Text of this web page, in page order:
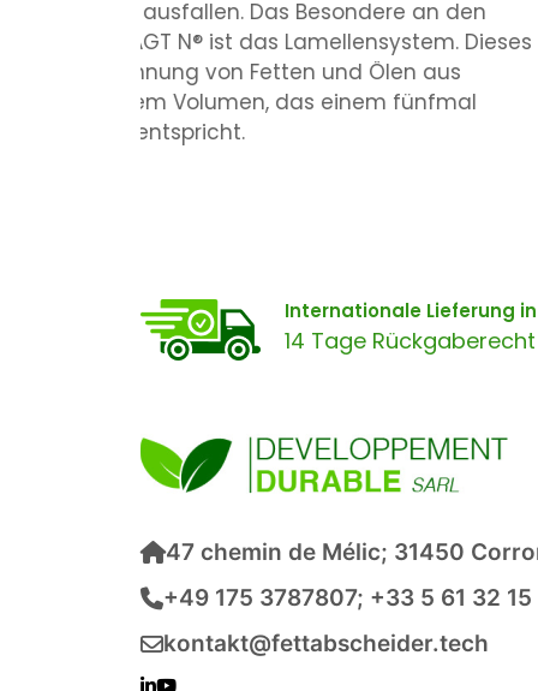
Mehr erfahren
Internationale Lieferung
14 Tage Rückgaberecht
47 chemin de Mélic; 31450
+49 175 3787807; +33 5 61 32 15
kontakt@fettabscheider.tech